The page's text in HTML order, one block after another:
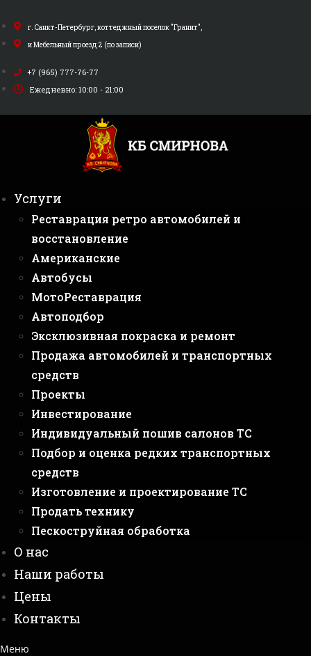
к
содержимому
г. Санкт-Петербург, коттеджный поселок "Гранит",
и Мебельный проезд 2 (по записи)
+7 (965) 777-76-77
Ежедневно: 10:00 - 21:00
Услуги
Реставрация ретро автомобилей и
восстановление
Американские
Автобусы
МотоРеставрация
Автоподбор
Эксклюзивная покраска и ремонт
Продажа автомобилей и транспортных
средств
Проекты
Инвестирование
Индивидуальный пошив салонов ТС
Подбор и оценка редких транспортных
средств
Изготовление и проектирование ТС
Продать технику
Пескоструйная обработка
О нас
Наши работы
Цены
Контакты
Меню